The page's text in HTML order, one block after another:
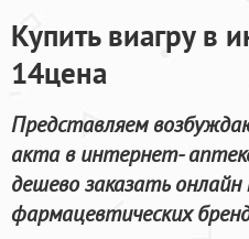
Купить виагру в
14цена
Представляем
акта в интернет-
дешево заказать
фармацевтических